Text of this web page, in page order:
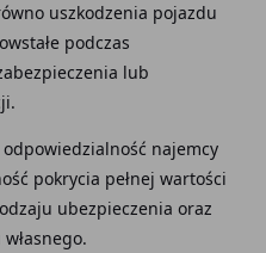
uszkodzenia pojazdu
podczas
lub
najemcy
pokrycia pełnej wartości
ubezpieczenia oraz